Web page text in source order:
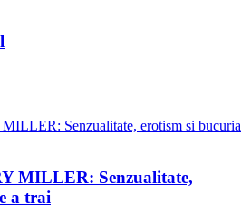
MILLER: Senzualitate,
a trai